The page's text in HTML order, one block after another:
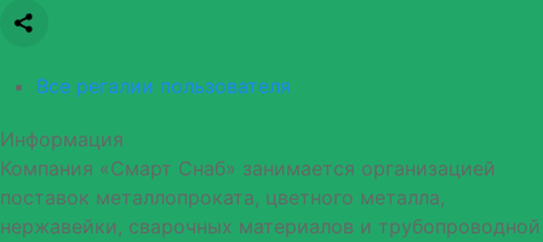
Все регалии пользователя
Информация
Компания «Смарт Снаб» занимается организацией
поставок металлопроката, цветного металла,
нержавейки, сварочных материалов и трубопроводной